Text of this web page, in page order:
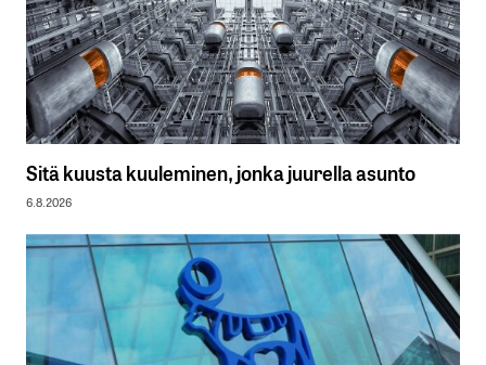
Sitä kuusta kuuleminen, jonka juurella asunto
6.8.2026